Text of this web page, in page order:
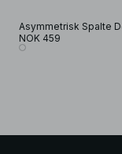
NOK 459